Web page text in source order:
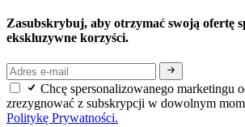
Zasubskrybuj, aby otrzymać swoją ofertę
ekskluzywne korzyści.
Chcę spersonalizowanego marketingu
zrezygnować z subskrypcji w dowolnym
Politykę Prywatności.